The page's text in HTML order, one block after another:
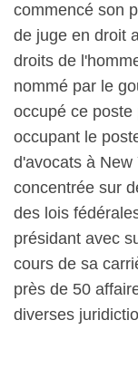
commencé son
de juge en droit
droits de
nommé par le
occupé ce poste
occupant le
d'avocats à New
concentrée sur
des lois
présidant avec
cours de sa
près de 50
diverses